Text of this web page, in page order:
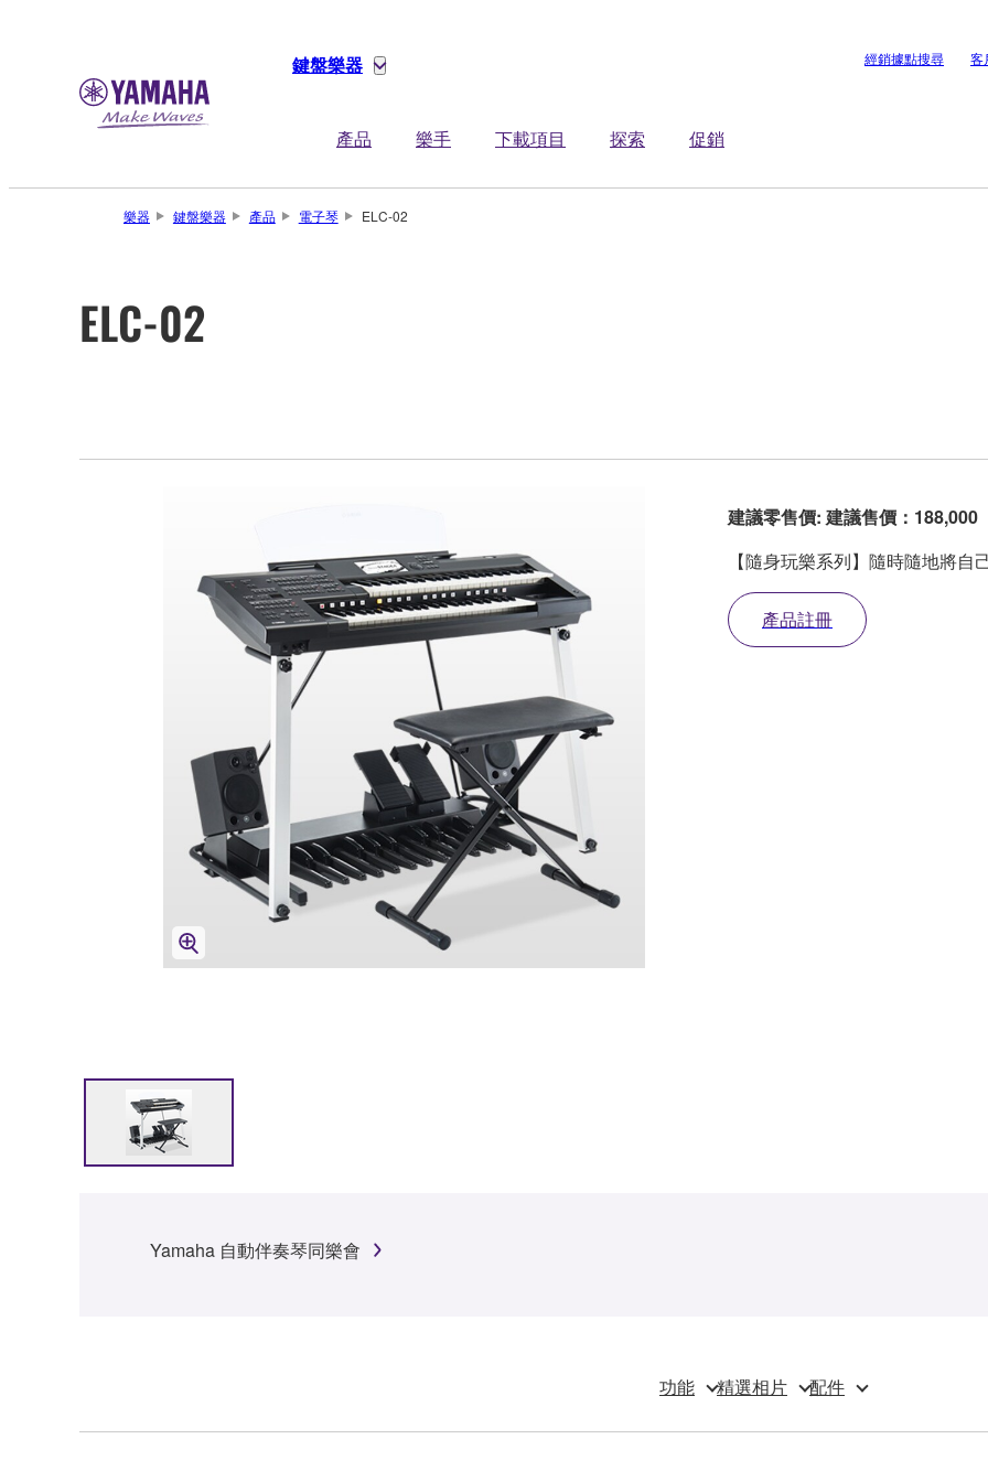
鍵盤樂器
產品 樂手 下載項目 探索 促銷
經銷據點搜尋 客
樂器 鍵盤樂器 產品 電子琴 ELC-02
ELC-02
建議零售價: 建議售價：188,000
【隨身玩樂系列】隨時隨地將自
產品註冊
Yamaha 自動伴奏琴同樂會
功能 精選相片 配件